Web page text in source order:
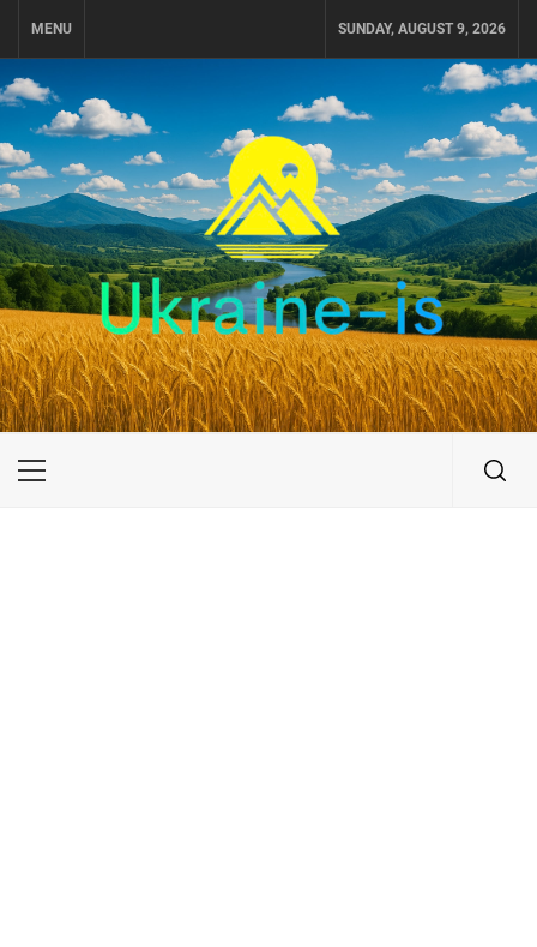
MENU SUNDAY, AUGUST 9, 2026
UKRAINE-IS
ПОДОРОЖI ПО УКРАЇНІ
Primary